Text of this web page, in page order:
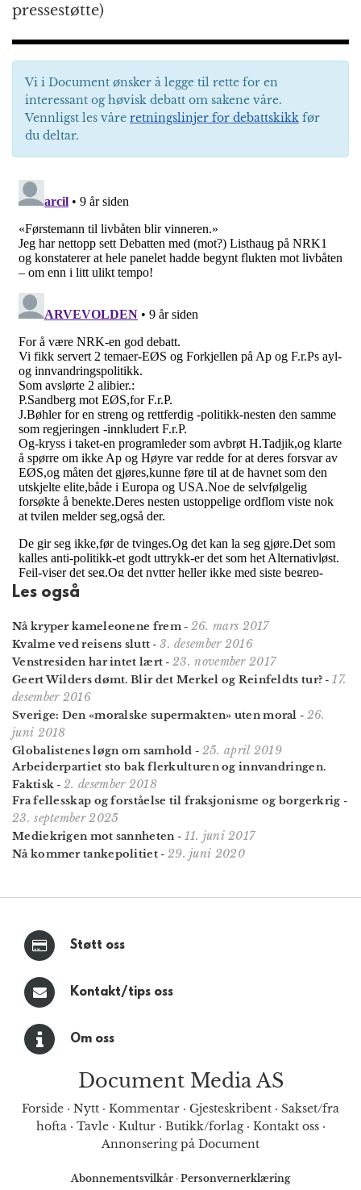
pressestøtte)
Vi i Document ønsker å legge til rette for en
interessant og høvisk debatt om sakene våre.
Vennligst les våre retningslinjer for debattskikk før
du deltar.
Les også
Nå kryper kameleonene frem- 26. mars 2017
Kvalme ved reisens slutt -3. desember 2016
Venstresiden har intet lært -23. november 2017
Geert Wilders dømt. Blir det Merkel og Reinfeldts tur? -17.
desember 2016
Sverige: Den «moralske supermakten» uten moral - 26.
juni 2018
Globalistenes løgn om samhold - 25. april 2019
Arbeiderpartiet sto bak flerkulturen og innvandringen.
Faktisk -2. desember 2018
Fra fellesskap og forståelse til fraksjonisme og borgerkrig -
23. september 2025
Mediekrigen mot sannheten- 11. juni 2017
Nå kommer tankepolitiet- 29. juni 2020
Støtt oss
Kontakt/tips oss
Om oss
Document Media AS
Forside · Nytt · Kommentar · Gjesteskribent · Sakset/fra
hofta · Tavle· Kultur· Butikk/forlag· Kontakt oss·
Annonsering på Document
Abonnementsvilkår · Personvernerklæring